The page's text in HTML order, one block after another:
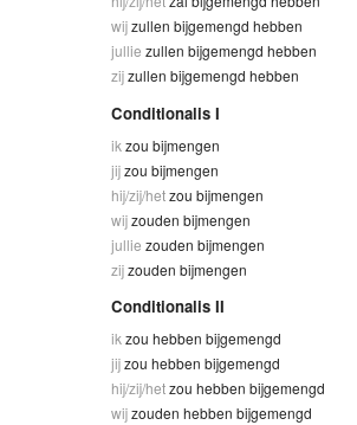
wijzullen bijgemengd hebben
jullie zullen bijgemengd hebben
zijzullen bijgemengd hebben
Conditionalis I
ik zou bijmengen
jijzou bijmengen
hij/zij/hetzou bijmengen
wijzouden bijmengen
jullie zouden bijmengen
zijzouden bijmengen
Conditionalis II
ik zou hebben bijgemengd
jijzou hebben bijgemengd
hij/zij/hetzou hebben bijgemengd
wijzouden hebben bijgemengd